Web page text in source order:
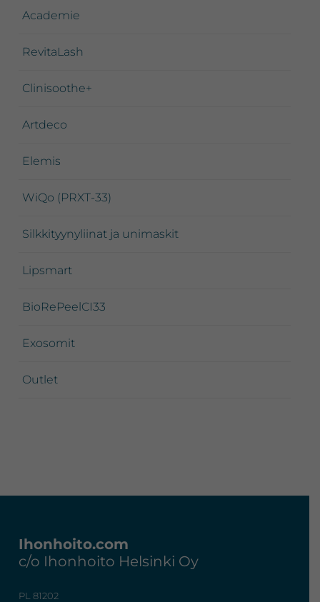
Academie
RevitaLash
Clinisoothe+
Artdeco
Elemis
WiQo (PRXT-33)
Silkkityynyliinat ja unimaskit
Lipsmart
BioRePeelCI33
Exosomit
Outlet
Ihonhoito.com
c/o Ihonhoito Helsinki Oy
PL 81202